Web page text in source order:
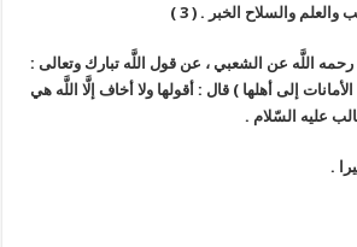
والعلم والسلاح الخبر . ( 3 )
اللَّه عن الشعبي ، عن قول اللَّه تبارك وتعالى :
إلى أهلها ) قال : أقولها ولا أخاف إلَّا اللَّه هي
عليه السّلام .